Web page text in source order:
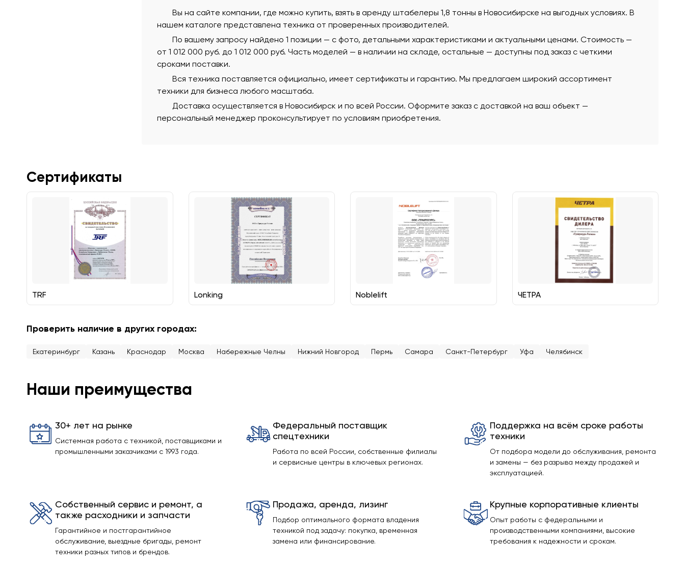
Вы на сайте компании, где можно купить, взять в аренду штабелеры 1,8 тонны в Новосибирске на выгодных условиях. В
нашем каталоге представлена техника от проверенных производителей.
По вашему запросу найдено 1 позиции — с фото, детальными характеристиками и актуальными ценами. Стоимость —
от 1 012 000 руб. до 1 012 000 руб. Часть моделей — в наличии на складе, остальные — доступны под заказ с четкими
сроками поставки.
Вся техника поставляется официально, имеет сертификаты и гарантию. Мы предлагаем широкий ассортимент
техники для бизнеса любого масштаба.
Доставка осуществляется в Новосибирск и по всей России. Оформите заказ с доставкой на ваш объект —
персональный менеджер проконсультирует по условиям приобретения.
Сертификаты
TRF Lonking Noblelift ЧЕТРА
Проверить наличие в других городах:
Екатеринбург Казань Краснодар Москва Набережные Челны Нижний Новгород Пермь Самара Санкт-Петербург Уфа Челябинск
Наши преимущества
30+ лет на рынке
Системная работа с техникой, поставщиками и
промышленными заказчиками с 1993 года.
Федеральный поставщик
спецтехники
Работа по всей России, собственные филиалы
и сервисные центры в ключевых регионах.
Поддержка на всём сроке работы
техники
От подбора модели до обслуживания, ремонта
и замены — без разрыва между продажей и
эксплуатацией.
Собственный сервис и ремонт, а
также расходники и запчасти
Гарантийное и постгарантийное
обслуживание, выездные бригады, ремонт
техники разных типов и брендов.
Продажа, аренда, лизинг
Подбор оптимального формата владения
техникой под задачу: покупка, временная
замена или финансирование.
Крупные корпоративные клиенты
Опыт работы с федеральными и
производственными компаниями, высокие
требования к надежности и срокам.